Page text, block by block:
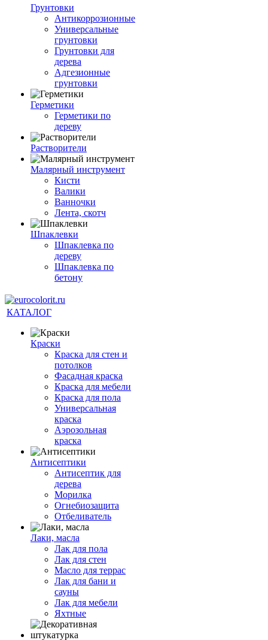
Грунтовки
Антикоррозионные
Универсальные
грунтовки
Грунтовки для
дерева
Адгезионные
грунтовки
Герметики
Герметики по
дереву
Растворители
Малярный инструмент
Кисти
Валики
Ванночки
Лента, скотч
Шпаклевки
Шпаклевка по
дереву
Шпаклевка по
бетону
КАТАЛОГ
Краски
Краска для стен и
потолков
Фасадная краска
Краска для мебели
Краска для пола
Универсальная
краска
Аэрозольная
краска
Антисептики
Антисептик для
дерева
Морилка
Огнебиозащита
Отбеливатель
Лаки, масла
Лак для пола
Лак для стен
Масло для террас
Лак для бани и
сауны
Лак для мебели
Яхтные